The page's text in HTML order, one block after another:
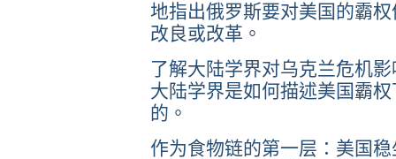
地指出俄罗斯要对美国的霸
改良或改革。
了解大陆学界对乌克兰危机
大陆学界是如何描述美国霸
的。
作为食物链的第一层：美国